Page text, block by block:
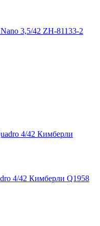
3,5/42 ZH-81133-2
4/42 Кимберли Q1958